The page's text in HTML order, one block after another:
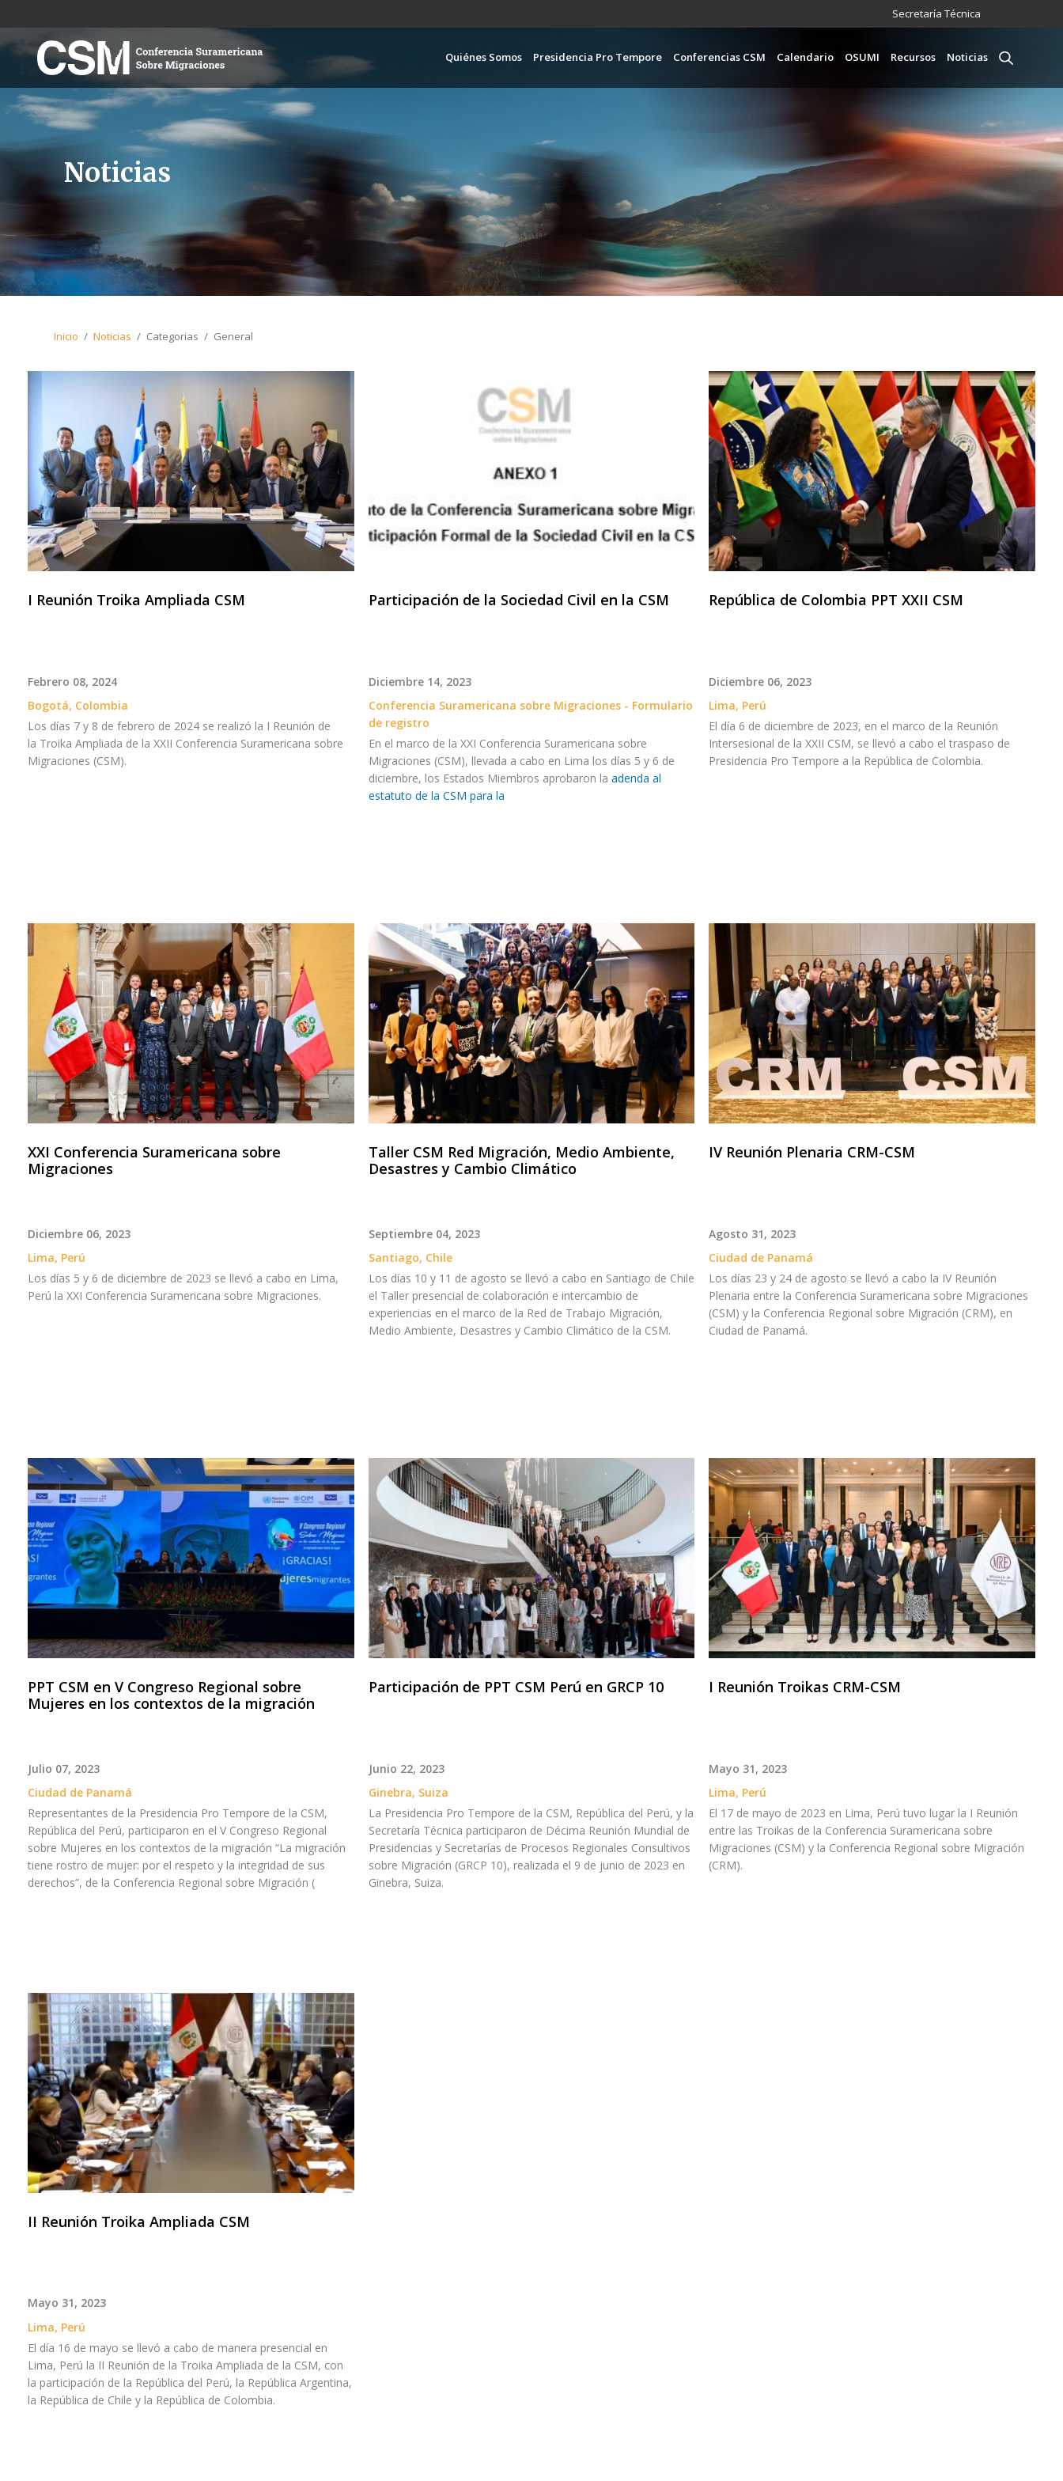
al
principal
Secretaría Técnica
Navegación principal
Quiénes Somos Presidencia Pro Tempore Conferencias CSM Calendario OSUMI Recursos Noticias
Noticias
Inicio Noticias Categorias General
I Reunión Troika Ampliada CSM
Febrero 08, 2024
Bogotá, Colombia
Los días 7 y 8 de febrero de 2024 se realizó la I Reunión de
la Troika Ampliada de la XXII Conferencia Suramericana sobre
Migraciones (CSM).
Participación de la Sociedad Civil en la CSM
Diciembre 14, 2023
Conferencia Suramericana sobre Migraciones - Formulario
de registro
En el marco de la XXI Conferencia Suramericana sobre
Migraciones (CSM), llevada a cabo en Lima los días 5 y 6 de
diciembre, los Estados Miembros aprobaron la adenda al
estatuto de la CSM para la
República de Colombia PPT XXII CSM
Diciembre 06, 2023
Lima, Perú
El día 6 de diciembre de 2023, en el marco de la Reunión
Intersesional de la XXII CSM, se llevó a cabo el traspaso de
Presidencia Pro Tempore a la República de Colombia.
XXI Conferencia Suramericana sobre
Migraciones
Diciembre 06, 2023
Lima, Perú
Los días 5 y 6 de diciembre de 2023 se llevó a cabo en Lima,
Perú la XXI Conferencia Suramericana sobre Migraciones.
Taller CSM Red Migración, Medio Ambiente,
Desastres y Cambio Climático
Septiembre 04, 2023
Santiago, Chile
Los días 10 y 11 de agosto se llevó a cabo en Santiago de Chile
el Taller presencial de colaboración e intercambio de
experiencias en el marco de la Red de Trabajo Migración,
Medio Ambiente, Desastres y Cambio Climático de la CSM.
IV Reunión Plenaria CRM-CSM
Agosto 31, 2023
Ciudad de Panamá
Los días 23 y 24 de agosto se llevó a cabo la IV Reunión
Plenaria entre la Conferencia Suramericana sobre Migraciones
(CSM) y la Conferencia Regional sobre Migración (CRM), en
Ciudad de Panamá.
PPT CSM en V Congreso Regional sobre
Mujeres en los contextos de la migración
Julio 07, 2023
Ciudad de Panamá
Representantes de la Presidencia Pro Tempore de la CSM,
República del Perú, participaron en el V Congreso Regional
sobre Mujeres en los contextos de la migración “La migración
tiene rostro de mujer: por el respeto y la integridad de sus
derechos”, de la Conferencia Regional sobre Migración (
Participación de PPT CSM Perú en GRCP 10
Junio 22, 2023
Ginebra, Suiza
La Presidencia Pro Tempore de la CSM, República del Perú, y la
Secretaría Técnica participaron de Décima Reunión Mundial de
Presidencias y Secretarías de Procesos Regionales Consultivos
sobre Migración (GRCP 10), realizada el 9 de junio de 2023 en
Ginebra, Suiza.
I Reunión Troikas CRM-CSM
Mayo 31, 2023
Lima, Perú
El 17 de mayo de 2023 en Lima, Perú tuvo lugar la I Reunión
entre las Troikas de la Conferencia Suramericana sobre
Migraciones (CSM) y la Conferencia Regional sobre Migración
(CRM).
II Reunión Troika Ampliada CSM
Mayo 31, 2023
Lima, Perú
El día 16 de mayo se llevó a cabo de manera presencial en
Lima, Perú la II Reunión de la Troika Ampliada de la CSM, con
la participación de la República del Perú, la República Argentina,
la República de Chile y la República de Colombia.